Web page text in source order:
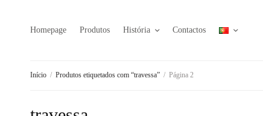
Homepage Produtos História Contactos
Início / Produtos etiquetados com “travessa” / Página 2